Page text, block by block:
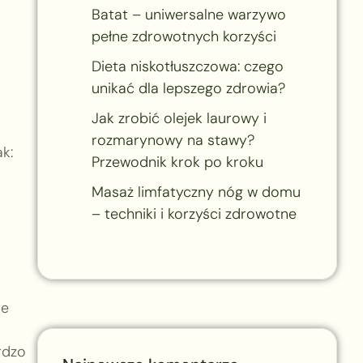
Batat – uniwersalne warzywo
pełne zdrowotnych korzyści
Dieta niskotłuszczowa: czego
unikać dla lepszego zdrowia?
Jak zrobić olejek laurowy i
rozmarynowy na stawy?
Przewodnik krok po kroku
Masaż limfatyczny nóg w domu
– techniki i korzyści zdrowotne